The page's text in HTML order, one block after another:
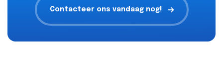
Contacteer ons vandaag nog!